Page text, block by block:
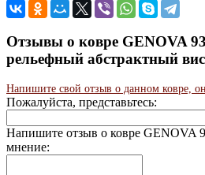
Отзывы о ковре GENOVA
рельефный абстрактный
Напишите свой отзыв о данном ковре,
Пожалуйста, представьтесь:
Напишите отзыв о ковре GENOVA
мнение: